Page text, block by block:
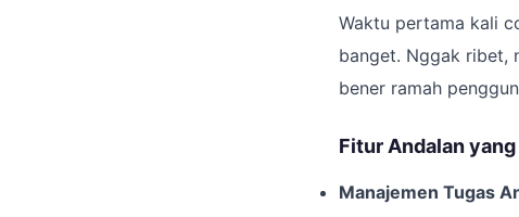
Waktu pertama kali
banget. Nggak ribet,
bener ramah
Fitur Andalan
Manajemen Tugas